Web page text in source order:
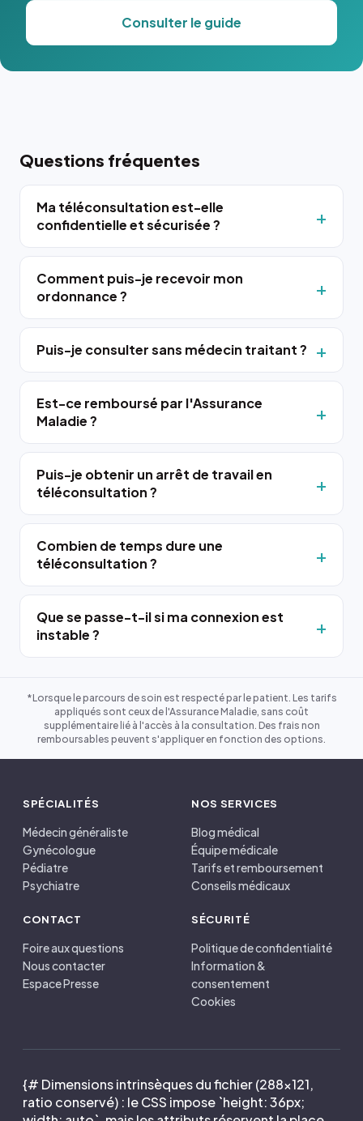
Consulter le guide
Questions fréquentes
Ma téléconsultation est-elle
confidentielle et sécurisée ?
Comment puis-je recevoir mon
ordonnance ?
Puis-je consulter sans médecin traitant ?
Est-ce remboursé par l'Assurance
Maladie ?
Puis-je obtenir un arrêt de travail en
téléconsultation ?
Combien de temps dure une
téléconsultation ?
Que se passe-t-il si ma connexion est
instable ?
*Lorsque le parcours de soin est respecté par le patient. Les tarifs
appliqués sont ceux de l'Assurance Maladie, sans coût
supplémentaire lié à l'accès à la consultation. Des frais non
remboursables peuvent s'appliquer en fonction des options.
SPÉCIALITÉS
Médecin généraliste
Gynécologue
Pédiatre
Psychiatre
NOS SERVICES
Blog médical
Équipe médicale
Tarifs et remboursement
Conseils médicaux
CONTACT
Foire aux questions
Nous contacter
Espace Presse
SÉCURITÉ
Politique de confidentialité
Information &
consentement
Cookies
{# Dimensions intrinsèques du fichier (288×121,
ratio conservé) : le CSS impose `height: 36px;